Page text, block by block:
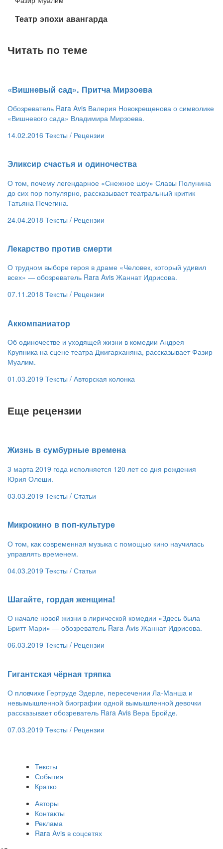
​Театр эпохи авангарда
Читать по теме
​«Вишневый сад». Притча Мирзоева
Обозреватель Rara Avis Валерия Новокрещенова о символике
«Вишневого сада» Владимира Мирзоева.
14.02.2016 Тексты / Рецензии
​Эликсир счастья и одиночества
О том, почему легендарное «Снежное шоу» Славы Полунина
до сих пор популярно, рассказывает театральный критик
Татьяна Печегина.
24.04.2018 Тексты / Рецензии
​Лекарство против смерти
О трудном выборе героя в драме «Человек, который удивил
всех» — обозреватель Rara Avis Жаннат Идрисова.
07.11.2018 Тексты / Рецензии
​Аккомпаниатор
Об одиночестве и уходящей жизни в комедии Андрея
Крупника на сцене театра Джигарханяна, рассказывает Фазир
Муалим.
01.03.2019 Тексты / Авторская колонка
Еще рецензии
​Жизнь в сумбурные времена
3 марта 2019 года исполняется 120 лет со дня рождения
Юрия Олеши.
03.03.2019 Тексты / Статьи
​Микрокино в поп-культуре
О том, как современная музыка с помощью кино научилась
управлять временем.
04.03.2019 Тексты / Статьи
​Шагайте, гордая женщина!
О начале новой жизни в лирической комедии «Здесь была
Бритт-Мари» — обозреватель Rara-Avis Жаннат Идрисова.
06.03.2019 Тексты / Рецензии
​Гигантская чёрная тряпка
О пловчихе Гертруде Эдерле, пересечении Ла-Манша и
невымышленной биографии одной вымышленной девочки
рассказывает обозреватель Rara Avis Вера Бройде.
07.03.2019 Тексты / Рецензии
Тексты
События
Кратко
Авторы
Контакты
Реклама
Rara Avis в соцсетях